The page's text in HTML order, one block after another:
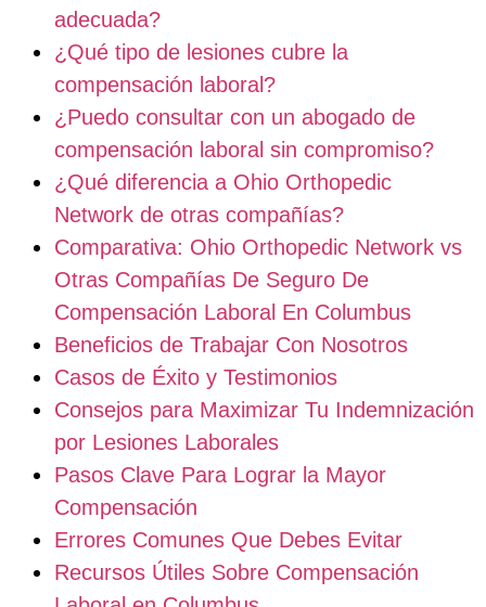
adecuada?
¿Qué tipo de lesiones cubre la
compensación laboral?
¿Puedo consultar con un abogado de
compensación laboral sin compromiso?
¿Qué diferencia a Ohio Orthopedic
Network de otras compañías?
Comparativa: Ohio Orthopedic Network vs
Otras Compañías De Seguro De
Compensación Laboral En Columbus
Beneficios de Trabajar Con Nosotros
Casos de Éxito y Testimonios
Consejos para Maximizar Tu Indemnización
por Lesiones Laborales
Pasos Clave Para Lograr la Mayor
Compensación
Errores Comunes Que Debes Evitar
Recursos Útiles Sobre Compensación